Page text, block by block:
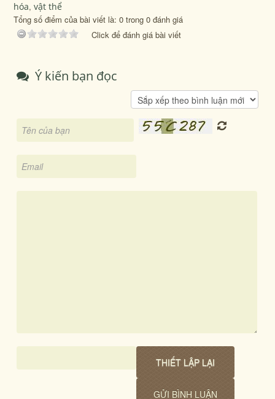
hóa,vật thể
Tổng số điểm của bài viết là: 0 trong 0 đánh giá
Click để đánh giá bài viết
Ý kiến bạn đọc